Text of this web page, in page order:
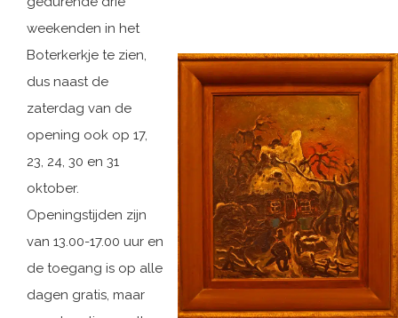
weekenden in het
Boterkerkje te zien,
dus naast de
zaterdag van de
opening ook op 17,
23, 24, 30 en 31
oktober.
Openingstijden zijn
van 13.00-17.00 uur en
de toegang is op alle
dagen gratis, maar